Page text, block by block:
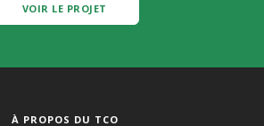
VOIR LE PROJET
À PROPOS DU TCO